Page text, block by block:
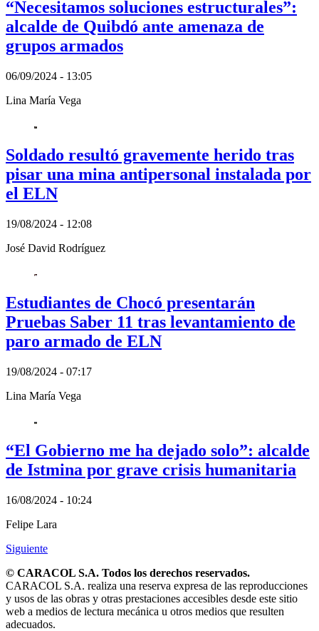
“Necesitamos soluciones estructurales”:
alcalde de Quibdó ante amenaza de
grupos armados
06/09/2024 - 13:05
Lina María Vega
Soldado resultó gravemente herido tras
pisar una mina antipersonal instalada por
el ELN
19/08/2024 - 12:08
José David Rodríguez
Estudiantes de Chocó presentarán
Pruebas Saber 11 tras levantamiento de
paro armado de ELN
19/08/2024 - 07:17
Lina María Vega
“El Gobierno me ha dejado solo”: alcalde
de Istmina por grave crisis humanitaria
16/08/2024 - 10:24
Felipe Lara
Siguiente
© CARACOL S.A. Todos los derechos reservados.
CARACOL S.A. realiza una reserva expresa de las reproducciones
y usos de las obras y otras prestaciones accesibles desde este sitio
web a medios de lectura mecánica u otros medios que resulten
adecuados.